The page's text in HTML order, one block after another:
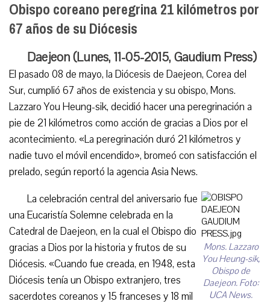
Obispo coreano peregrina 21 kilómetros por
67 años de su Diócesis
Daejeon (Lunes, 11-05-2015, Gaudium Press)
El pasado 08 de mayo, la Diócesis de Daejeon, Corea del
Sur, cumplió 67 años de existencia y su obispo, Mons.
Lazzaro You Heung-sik, decidió hacer una peregrinación a
pie de 21 kilómetros como acción de gracias a Dios por el
acontecimiento. «La peregrinación duró 21 kilómetros y
nadie tuvo el móvil encendido», bromeó con satisfacción el
prelado, según reportó la agencia Asia News.
Mons. Lazzaro
You Heung-sik,
Obispo de
Daejeon. Foto:
UCA News.
La celebración central del aniversario fue
una Eucaristía Solemne celebrada en la
Catedral de Daejeon, en la cual el Obispo dio
gracias a Dios por la historia y frutos de su
Diócesis. «Cuando fue creada, en 1948, esta
Diócesis tenía un Obispo extranjero, tres
sacerdotes coreanos y 15 franceses y 18 mil